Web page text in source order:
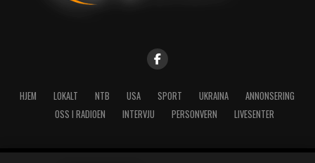
HJEM LOKALT NTB USA SPORT UKRAINA
ANNONSERING
OSS I RADIOEN
INTERVJU PERSONVERN LIVESENTER